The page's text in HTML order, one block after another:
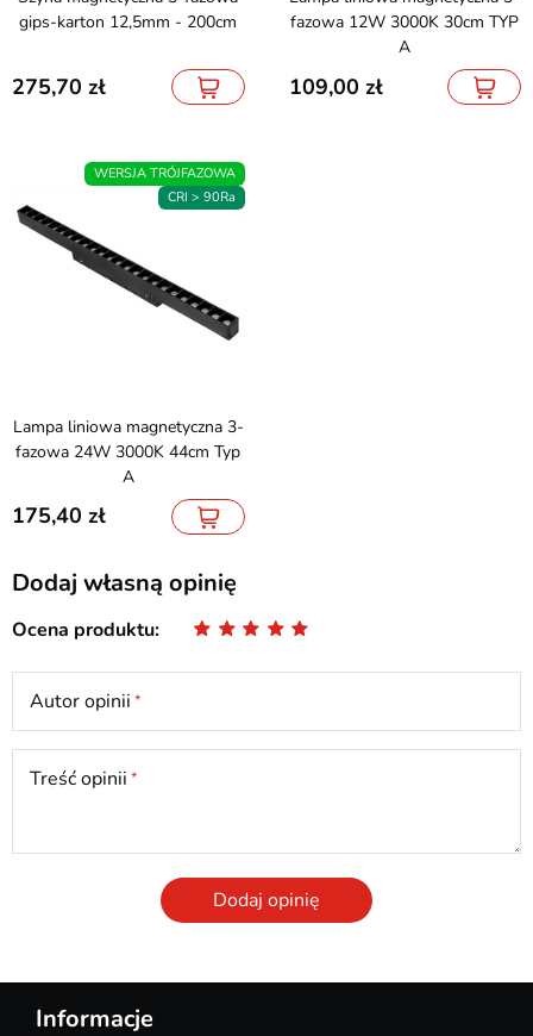
gips-karton 12,5mm - 200cm
275,70
fazowa 12W 3000K 30cm TYP
A
109,00
WERSJA TRÓJFAZOWA
CRI > 90Ra
Lampa liniowa magnetyczna 3-
fazowa 24W 3000K 44cm Typ
A
175,40
Dodaj własną opinię
Ocena produktu
Autor opinii
Treść opinii
Dodaj opinię
Informacje